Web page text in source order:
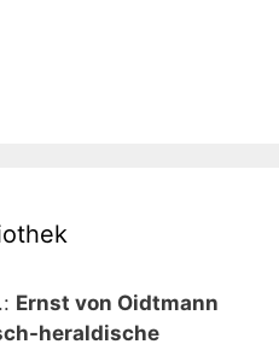
Ernst von Oidtmann
heraldische